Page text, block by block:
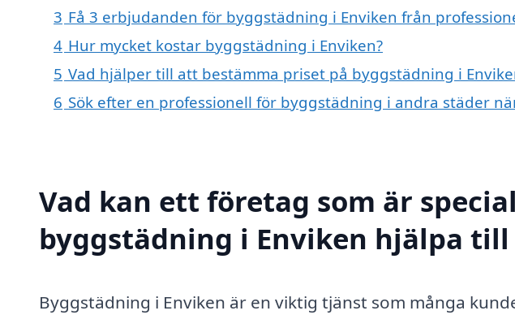
3 Få 3 erbjudanden för byggstädning i Enviken från
4 Hur mycket kostar byggstädning i Enviken?
5 Vad hjälper till att bestämma priset på byggstädning i
6 Sök efter en professionell för byggstädning i andra städer
Vad kan ett företag som är
byggstädning i Enviken hjälpa till
Byggstädning i Enviken är en viktig tjänst som många